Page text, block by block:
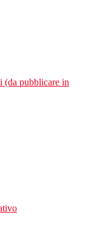
(da pubblicare in